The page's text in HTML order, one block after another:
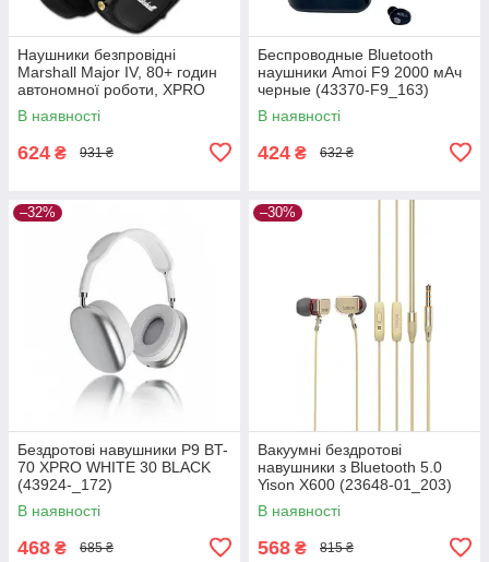
Наушники безпровідні
Marshall Major IV, 80+ годин
автономної роботи, XPRO
(44691-_291)
В наявності
624 ₴ 931 ₴
Беспроводные Bluetooth
наушники Amoi F9 2000 мАч
черные (43370-F9_163)
В наявності
424 ₴ 632 ₴
–32%
Бездротові навушники P9 BT-
70 XPRO WHITE 30 BLACK
(43924-_172)
В наявності
468 ₴ 685 ₴
–30%
Вакуумні бездротові
навушники з Bluetooth 5.0
Yison X600 (23648-01_203)
В наявності
568 ₴ 815 ₴